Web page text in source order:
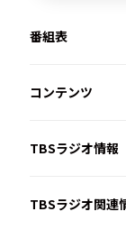
番組表
コンテンツ
TBSラジオ情報
TBSラジオ関連